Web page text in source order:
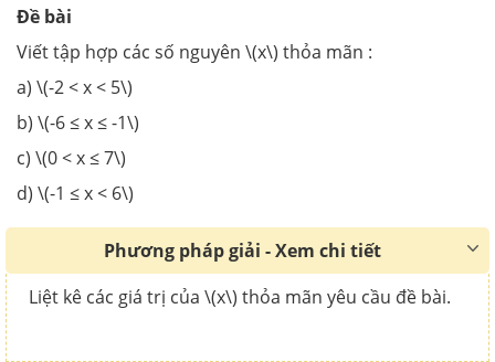
Đề bài
Viết tập hợp các số nguyên \(x\) thỏa mãn :
a) \(-2 < x < 5\)
b) \(-6 ≤ x ≤ -1\)
c) \(0 < x ≤ 7\)
d) \(-1 ≤ x < 6\)
Phương pháp giải - Xem chi tiết
Liệt kê các giá trị của \(x\) thỏa mãn yêu cầu đề bài.